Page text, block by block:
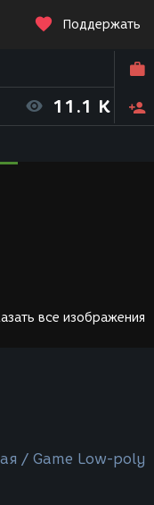
Поддержать
11.1 K
все изображения
/ Game Low-poly